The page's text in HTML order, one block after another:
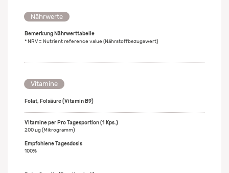
Nährwerte
Bemerkung Nährwerttabelle
* NRV = Nutrient reference value (Nährstoffbezugswert)
Vitamine
Folat, Folsäure (Vitamin B9)
200 µg (Mikrogramm)
100%